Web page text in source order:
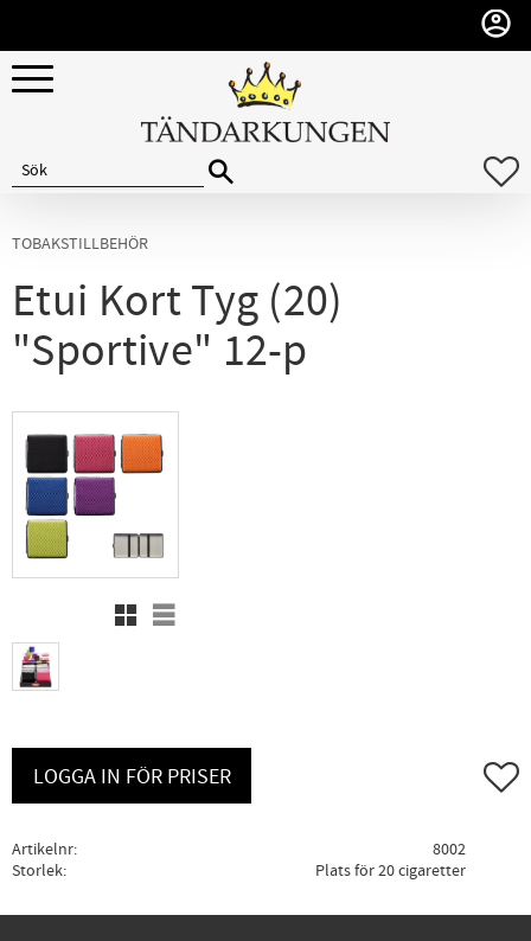
Meny
TOBAKSTILLBEHÖR
Etui Kort Tyg (20)
"Sportive" 12-p
Rutnätsvy
Listvy
LOGGA IN FÖR PRISER Lägg
Artikelnr
8002
Storlek
Plats för 20 cigaretter